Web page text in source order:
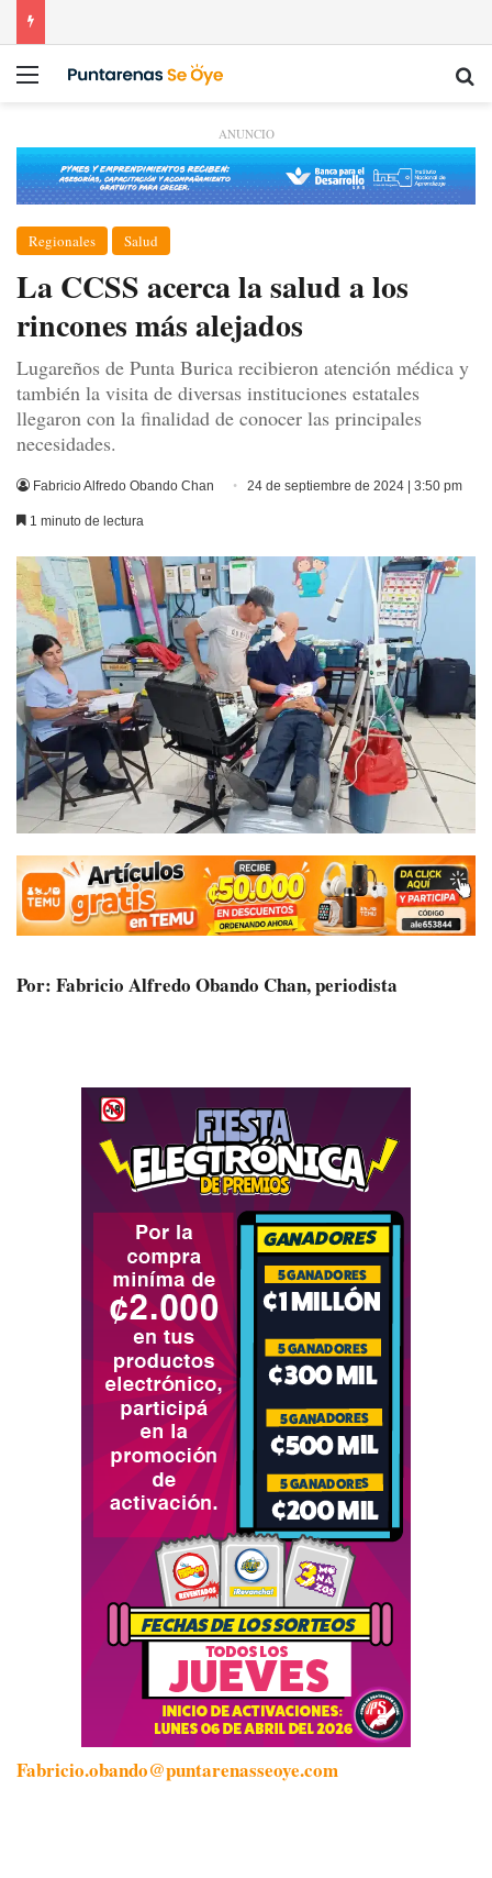
Menú
ANUNCIO
Regionales Salud
La CCSS acerca la salud a los
rincones más alejados
Lugareños de Punta Burica recibieron atención médica y
también la visita de diversas instituciones estatales
llegaron con la finalidad de conocer las principales
necesidades.
Fabricio Alfredo Obando Chan 24 de septiembre de 2024 | 3:50 pm
1 minuto de lectura
Por: Fabricio Alfredo Obando Chan, periodista
Fabricio.obando@puntarenasseoye.com